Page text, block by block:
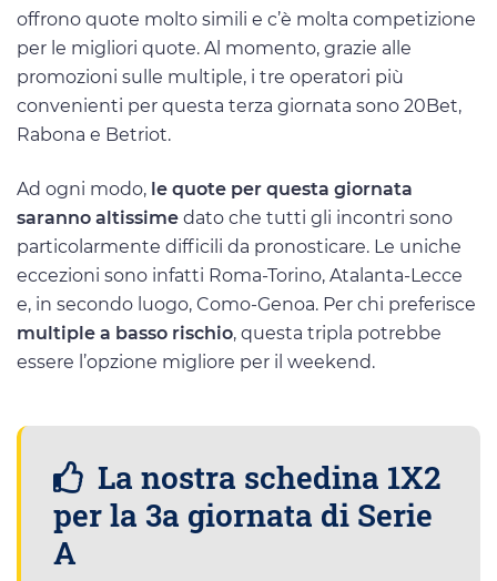
offrono quote molto simili e c’è molta competizione
per le migliori quote. Al momento, grazie alle
promozioni sulle multiple, i tre operatori più
convenienti per questa terza giornata sono 20Bet,
Rabona e Betriot.
Ad ogni modo, le quote per questa giornata
saranno altissime dato che tutti gli incontri sono
particolarmente difficili da pronosticare. Le uniche
eccezioni sono infatti Roma-Torino, Atalanta-Lecce
e, in secondo luogo, Como-Genoa. Per chi preferisce
multiple a basso rischio, questa tripla potrebbe
essere l’opzione migliore per il weekend.
La nostra schedina 1X2
per la 3a giornata di Serie
A